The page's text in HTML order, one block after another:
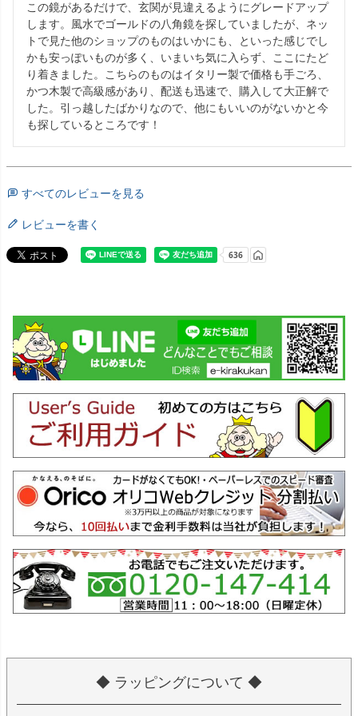
この鏡があるだけで、玄関が見違えるようにグレードアップ
します。風水でゴールドの八角鏡を探していましたが、ネッ
トで見た他のショップのものはいかにも、といった感じでし
かも安っぽいものが多く、いまいち気に入らず、ここにたど
り着きました。こちらのものはイタリー製で価格も手ごろ、
かつ木製で高級感があり、配送も迅速で、購入して大正解で
した。引っ越したばかりなので、他にもいいのがないかと今
も探しているところです！
すべてのレビューを見る
レビューを書く
◆ ラッピングについて ◆